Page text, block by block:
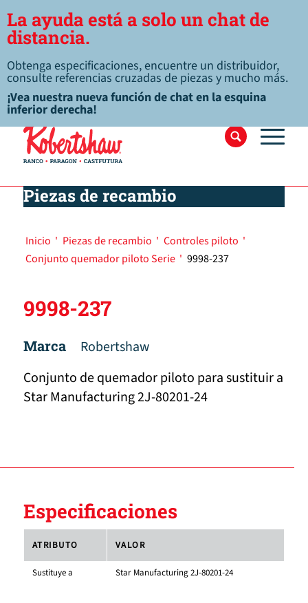
La ayuda está a solo un chat de
distancia.
Obtenga especificaciones, encuentre un distribuidor,
consulte referencias cruzadas de piezas y mucho más.
¡Vea nuestra nueva función de chat en la esquina
inferior derecha!
Piezas de recambio
Inicio ' Piezas de recambio ' Controles piloto '
Conjunto quemador piloto Serie ' 9998-237
9998-237
Marca
Robertshaw
Conjunto de quemador piloto para sustituir a
Star Manufacturing 2J-80201-24
Especificaciones
ATRIBUTO VALOR
Sustituye a Star Manufacturing 2J-80201-24